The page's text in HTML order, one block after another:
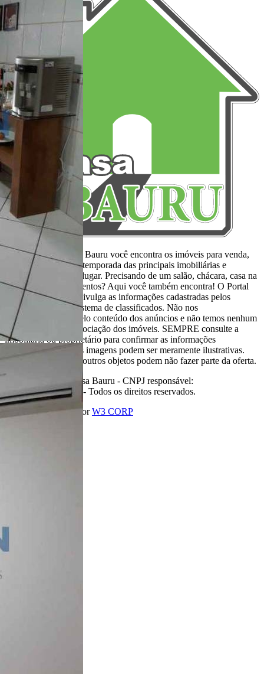
Aqui, no Portal Casa Bauru você encontra os imóveis para venda,
locação e aluguel de temporada das principais imobiliárias e
corretores em um só lugar. Precisando de um salão, chácara, casa na
praia ou sítio para eventos? Aqui você também encontra! O Portal
Casa Bauru apenas divulga as informações cadastradas pelos
usuários como um sistema de classificados. Não nos
responsabilizamos pelo conteúdo dos anúncios e não temos nenhum
envolvimento na negociação dos imóveis. SEMPRE consulte a
imobiliária ou proprietário para confirmar as informações
anunciadas. Algumas imagens podem ser meramente ilustrativas.
Itens de decoração e outros objetos podem não fazer parte da oferta.
2011-2026 Portal Casa Bauru - CNPJ responsável:
32.709.269/0001-38 - Todos os direitos reservados.
Desenvolvido comporW3 CORP